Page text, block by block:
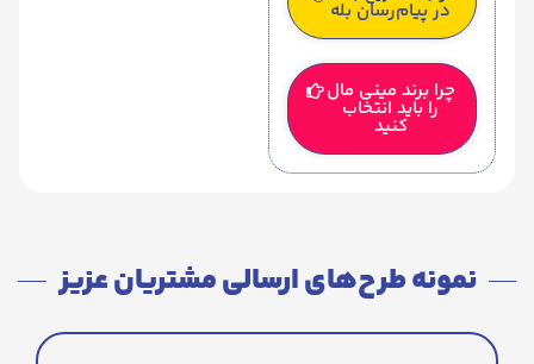
در پیام‌رسان بله
چرا برند مینی مال
را باید انتخاب
کنید
نمونه طرح‌های ارسالی مشتریان عزیز